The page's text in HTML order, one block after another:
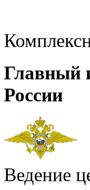
Главный
России
Ведение